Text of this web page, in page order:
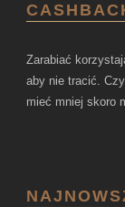
Zarabiać
aby nie tracić.
mieć mniej skoro